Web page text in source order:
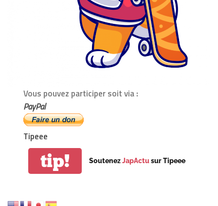
Vous pouvez participer soit via :
PayPal
Tipeee
tip! SoutenezJapActusur Tipeee